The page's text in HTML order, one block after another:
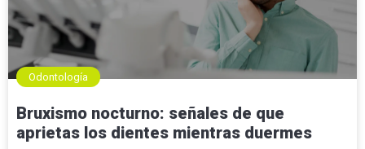
Odontología
Bruxismo nocturno: señales de que
aprietas los dientes mientras duermes